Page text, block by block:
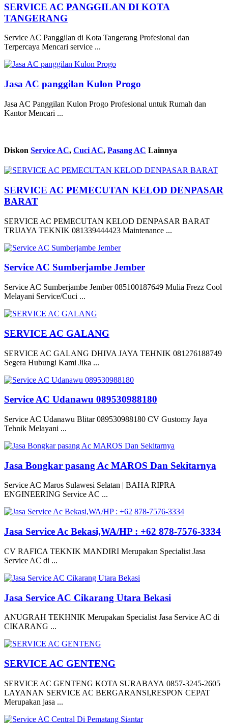
SERVICE AC PANGGILAN DI KOTA
TANGERANG
Service AC Panggilan di Kota Tangerang Profesional dan
Terpercaya Mencari service ...
Jasa AC panggilan Kulon Progo
Jasa AC Panggilan Kulon Progo Profesional untuk Rumah dan
Kantor Mencari ...
Diskon Service AC, Cuci AC, Pasang AC Lainnya
SERVICE AC PEMECUTAN KELOD DENPASAR
BARAT
SERVICE AC PEMECUTAN KELOD DENPASAR BARAT
TRIJAYA TEKNIK 081339444423 Maintenance ...
Service AC Sumberjambe Jember
Service AC Sumberjambe Jember 085100187649 Mulia Frezz Cool
Melayani Service/Cuci ...
SERVICE AC GALANG
SERVICE AC GALANG DHIVA JAYA TEHNIK 081276188749
Segera Hubungi Kami Jika ...
Service AC Udanawu 089530988180
Service AC Udanawu Blitar 089530988180 CV Gustomy Jaya
Tehnik Melayani ...
Jasa Bongkar pasang Ac MAROS Dan Sekitarnya
Service AC Maros Sulawesi Selatan | BAHA RIPRA
ENGINEERING Service AC ...
Jasa Service Ac Bekasi,WA/HP : +62 878-7576-3334
CV RAFICA TEKNIK MANDIRI Merupakan Specialist Jasa
Service AC di ...
Jasa Service AC Cikarang Utara Bekasi
ANUGRAH TEKHNIK Merupakan Specialist Jasa Service AC di
CIKARANG ...
SERVICE AC GENTENG
SERVICE AC GENTENG KOTA SURABAYA 0857-3245-2605
LAYANAN SERVICE AC BERGARANSI,RESPON CEPAT
Merupakan jasa ...